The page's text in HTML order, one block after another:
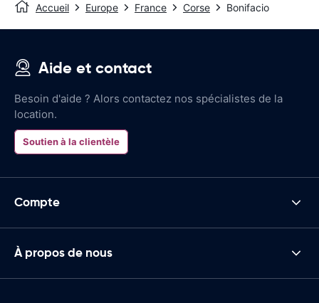
Accueil Europe France Corse Bonifacio
Aide et contact
Besoin d'aide ? Alors contactez nos spécialistes de la
location.
Soutien à la clientèle
Compte
À propos de nous